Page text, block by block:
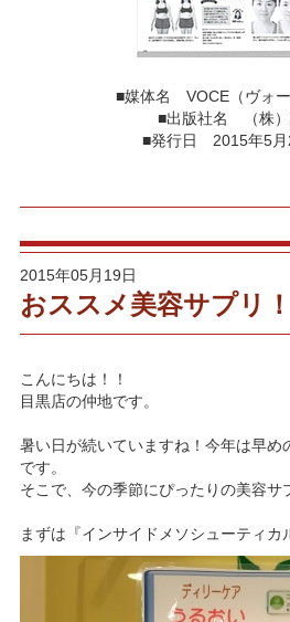
■媒体名 VOCE（ヴォ
■出版社名 （株）
■発行日 2015年5月
2015年05月19日
おススメ美容サプリ！
こんにちは！！
目黒店の仲地です。
暑い日が続いていますね！今年は早め
です。
そこで、今の季節にぴったりの美容サ
まずは『インサイドメソシューティカ